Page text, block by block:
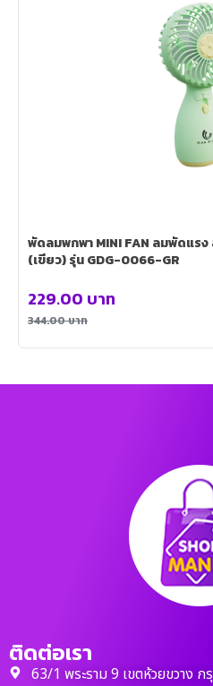
พัดลมพกพา MINI FAN ลมพัดแรง
(เขียว) รุ่น GDG-0066-GR
344.00บาท
229.00 บาท
ติดต่อเรา
63/1 พระราม 9 เขตห้วยขวาง